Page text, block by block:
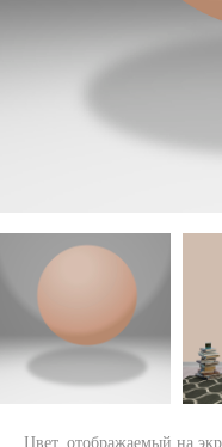
Цвет, отображаемый на